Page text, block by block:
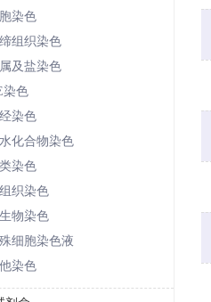
染色
组织染色
及盐染色
染色
染色
化合物染色
染色
织染色
物染色
细胞染色液
染色